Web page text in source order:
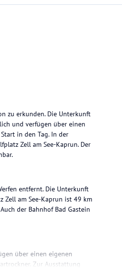
zu erkunden. Die Unterkunft
und verfügen über einen
in den Tag. In der
Zell am See-Kaprun. Der
entfernt. Die Unterkunft
Zell am See-Kaprun ist 49 km
der Bahnhof Bad Gastein
über einen eigenen
Zur Ausstattung
sorgt dafür, dass sich alle